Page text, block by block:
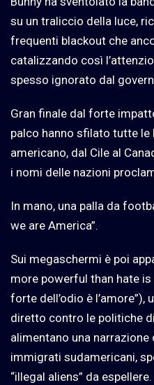
su un traliccio della luce,
frequenti blackout che
catalizzando così
spesso ignorato dal
Gran finale dal forte
palco hanno sfilato tutte
americano, dal Cile al
i nomi delle nazioni
In mano, una palla da
we are America”.
Sui megaschermi è poi
more powerful than hate is
forte dell’odio è
diretto contro le politiche
alimentano una
immigrati sudamericani,
“illegal aliens” da espellere.